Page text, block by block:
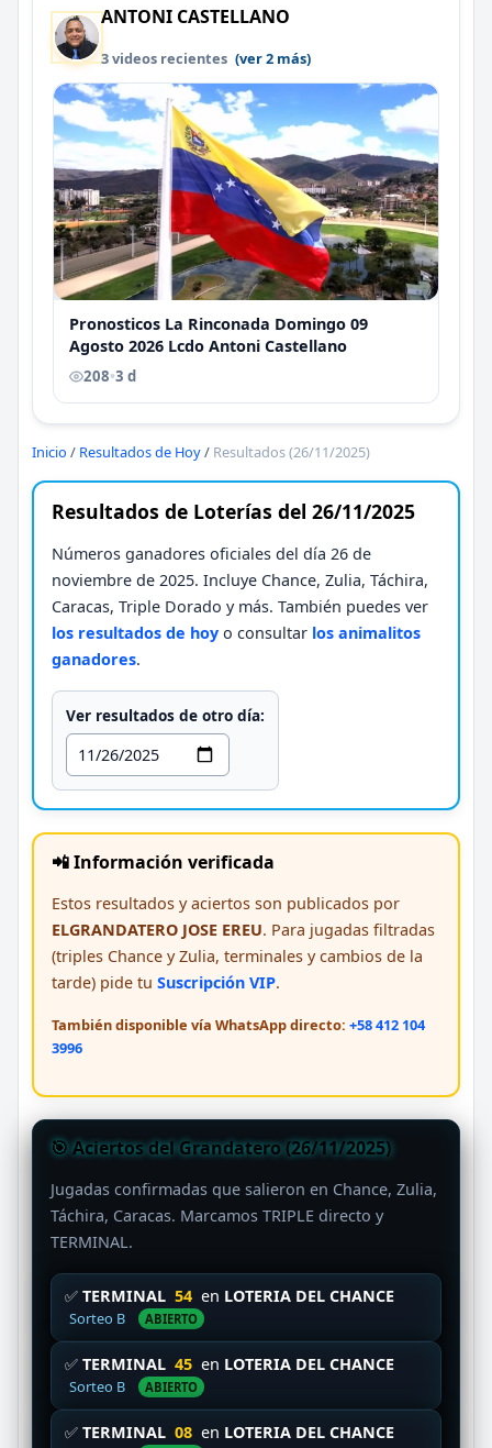
ANTONI CASTELLANO
3 videos recientes (ver 2 más)
Pronosticos La Rinconada Domingo 09
Agosto 2026 Lcdo Antoni Castellano
208•3 d
Inicio / Resultados de Hoy/ Resultados (26/11/2025)
Resultados de Loterías del 26/11/2025
Números ganadores oficiales del día 26 de
noviembre de 2025. Incluye Chance, Zulia, Táchira,
Caracas, Triple Dorado y más. También puedes ver
los resultados de hoy o consultar los animalitos
ganadores.
Ver resultados de otro día:
📲 Información verificada
Estos resultados y aciertos son publicados por
ELGRANDATERO JOSE EREU. Para jugadas filtradas
(triples Chance y Zulia, terminales y cambios de la
tarde) pide tu Suscripción VIP.
También disponible vía WhatsApp directo: +58 412 104
3996
🎯 Aciertos del Grandatero (26/11/2025)
Jugadas confirmadas que salieron en Chance, Zulia,
Táchira, Caracas. Marcamos TRIPLE directo y
TERMINAL.
✅ TERMINAL 54 en LOTERIA DEL CHANCE
Sorteo B ABIERTO
✅ TERMINAL 45 en LOTERIA DEL CHANCE
Sorteo B ABIERTO
✅ TERMINAL 08 en LOTERIA DEL CHANCE